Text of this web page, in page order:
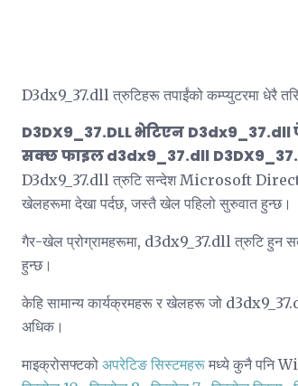
D3dx9_37.dll त्रुटिहरू तपाईंको कम्प्युटरमा धेरै
D3DX9_37.DLL भेटिएन D3dx9_37.dll
सक्छफाइल d3dx9_37.dll
D3dx9_37.dll त्रुटि सन्देश Microsoft DirectX को
खेलहरूमा देखा पर्दछ, जस्तै खेल पहिलो सुरुवात हुन्छ।
गैर-खेल प्रोग्रामहरूमा, d3dx9_37.dll त्रुटि हुन
हुन्छ।
केहि सामान्य कार्यक्रमहरू र खेलहरू जो
अधिक।
माइक्रोसफ्टको अपरेटिङ सिस्टमहरू मध्ये कुनै पनि